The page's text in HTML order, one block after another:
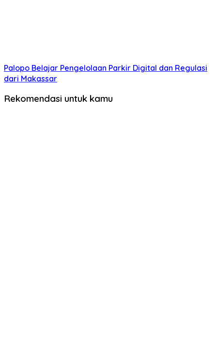
Palopo Belajar Pengelolaan Parkir Digital dan Regulasi
dari Makassar
Rekomendasi untuk kamu